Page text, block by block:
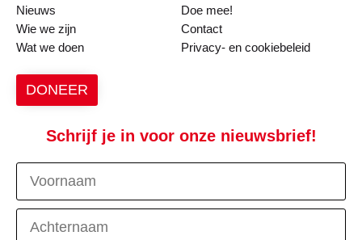
Nieuws
Wie we zijn
Wat we doen
Doe mee!
Contact
Privacy- en cookiebeleid
DONEER
Schrijf je in voor onze nieuwsbrief!